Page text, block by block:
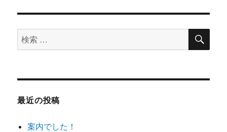
ン
検
索
象:
検
最近の投稿
案内でした！